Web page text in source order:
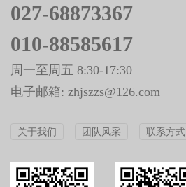
027-68873367
010-88585617
周一至周五 8:30-17:30
电子邮箱: zhjszzs@126.com
关于我们 团队风采 联系方式